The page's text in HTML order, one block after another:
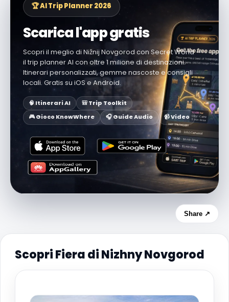
🏆 AI Trip Planner 2026
Scarica l'app gratis
Scopri il meglio di Nižnij Novgorod con Secret World —
il trip planner AI con oltre 1 milione di destinazioni.
Itinerari personalizzati, gemme nascoste e consigli
locali. Gratis su iOS e Android.
🧠 Itinerari AI
🎒 Trip Toolkit
🎮 Gioco KnowWhere
🎧 Guide Audio 📹 Video
Share ↗
Scopri Fiera di Nizhny Novgorod